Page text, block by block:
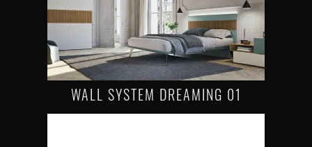
WALL SYSTEM DREAMING 01